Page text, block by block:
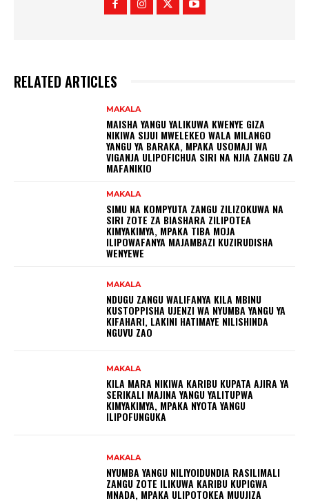
RELATED ARTICLES
MAKALA
MAISHA YANGU YALIKUWA KWENYE GIZA
NIKIWA SIJUI MWELEKEO WALA MILANGO
YANGU YA BARAKA, MPAKA USOMAJI WA
VIGANJA ULIPOFICHUA SIRI NA NJIA ZANGU ZA
MAFANIKIO
MAKALA
SIMU NA KOMPYUTA ZANGU ZILIZOKUWA NA
SIRI ZOTE ZA BIASHARA ZILIPOTEA
KIMYAKIMYA, MPAKA TIBA MOJA
ILIPOWAFANYA MAJAMBAZI KUZIRUDISHA
WENYEWE
MAKALA
NDUGU ZANGU WALIFANYA KILA MBINU
KUSTOPPISHA UJENZI WA NYUMBA YANGU YA
KIFAHARI, LAKINI HATIMAYE NILISHINDA
NGUVU ZAO
MAKALA
KILA MARA NIKIWA KARIBU KUPATA AJIRA YA
SERIKALI MAJINA YANGU YALITUPWA
KIMYAKIMYA, MPAKA NYOTA YANGU
ILIPOFUNGUKA
MAKALA
NYUMBA YANGU NILIYOIDUNDIA RASILIMALI
ZANGU ZOTE ILIKUWA KARIBU KUPIGWA
MNADA, MPAKA ULIPOTOKEA MUUJIZA